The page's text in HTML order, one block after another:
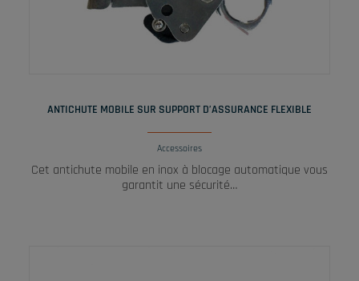
ANTICHUTE MOBILE SUR SUPPORT D’ASSURANCE FLEXIBLE
Accessoires
Cet antichute mobile en inox à blocage automatique vous
garantit une sécurité…